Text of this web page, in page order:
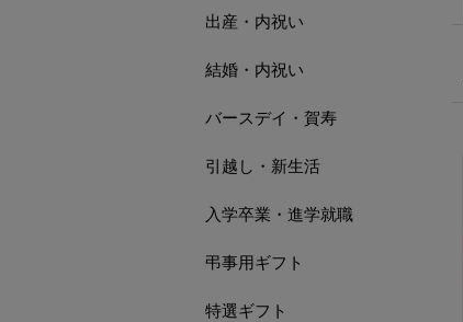
出産・内祝い
結婚・内祝い
バースデイ・賀寿
引越し・新生活
入学卒業・進学就職
弔事用ギフト
特選ギフト